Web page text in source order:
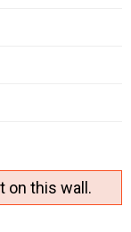
on this wall.